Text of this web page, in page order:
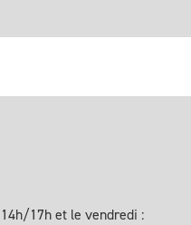
17h et le vendredi :